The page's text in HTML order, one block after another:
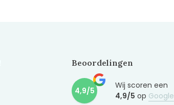
Beoordelingen
4,9/5
Wij scoren een
4,9/5 op Google